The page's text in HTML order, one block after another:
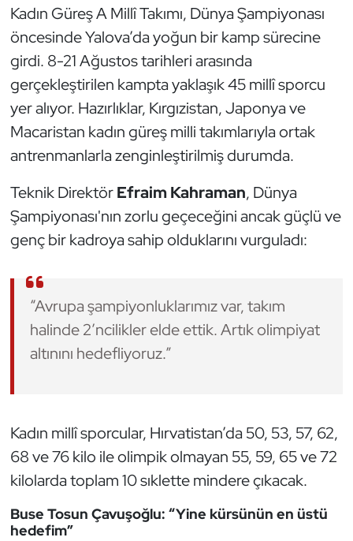
Kadın Güreş A Millî Takımı, Dünya Şampiyonası
öncesinde Yalova’da yoğun bir kamp sürecine
girdi. 8-21 Ağustos tarihleri arasında
gerçekleştirilen kampta yaklaşık 45 millî sporcu
yer alıyor. Hazırlıklar, Kırgızistan, Japonya ve
Macaristan kadın güreş milli takımlarıyla ortak
antrenmanlarla zenginleştirilmiş durumda.
Teknik DirektörEfraim Kahraman, Dünya
Şampiyonası'nın zorlu geçeceğini ancak güçlü ve
genç bir kadroya sahip olduklarını vurguladı:
“Avrupa şampiyonluklarımız var, takım
halinde 2’ncilikler elde ettik. Artık olimpiyat
altınını hedefliyoruz.”
Kadın millî sporcular, Hırvatistan’da 50, 53, 57, 62,
68 ve 76 kilo ile olimpik olmayan 55, 59, 65 ve 72
kilolarda toplam 10 sıklette mindere çıkacak.
Buse Tosun Çavuşoğlu: “Yine kürsünün en üstü
hedefim”
Eskrim
Futbol
Futsal
Genel
Golf
Güreş
Halter
Hava Sporları
Hentbol
Judo ve Kuraş
Kano ve Rafting
Karate